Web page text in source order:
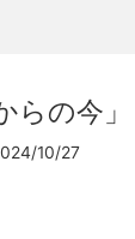
らの今」
10/27